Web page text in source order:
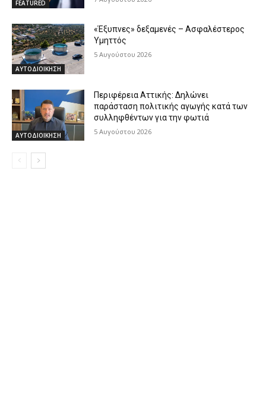
FEATURED
ΑΥΤΟΔΙΟΙΚΗΣΗ
«Έξυπνες» δεξαμενές – Ασφαλέστερος
Υμηττός
5 Αυγούστου 2026
ΑΥΤΟΔΙΟΙΚΗΣΗ
Περιφέρεια Αττικής: Δηλώνει
παράσταση πολιτικής αγωγής κατά των
συλληφθέντων για την φωτιά
5 Αυγούστου 2026